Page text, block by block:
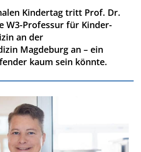
Kindertag tritt Prof. Dr.
W3-Professur für Kinder-
an der
Magdeburg an – ein
kaum sein könnte.